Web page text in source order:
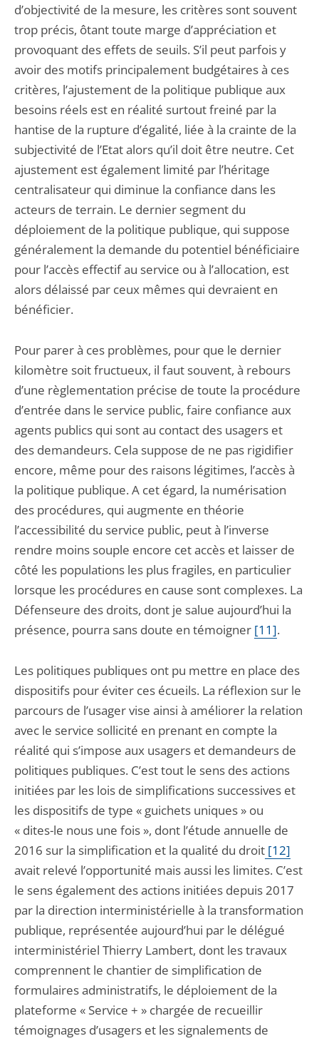
d’objectivité de la mesure, les critères sont souvent
trop précis, ôtant toute marge d’appréciation et
provoquant des effets de seuils. S’il peut parfois y
avoir des motifs principalement budgétaires à ces
critères, l’ajustement de la politique publique aux
besoins réels est en réalité surtout freiné par la
hantise de la rupture d’égalité, liée à la crainte de la
subjectivité de l’Etat alors qu’il doit être neutre. Cet
ajustement est également limité par l’héritage
centralisateur qui diminue la confiance dans les
acteurs de terrain. Le dernier segment du
déploiement de la politique publique, qui suppose
généralement la demande du potentiel bénéficiaire
pour l’accès effectif au service ou à l’allocation, est
alors délaissé par ceux mêmes qui devraient en
bénéficier.
Pour parer à ces problèmes, pour que le dernier
kilomètre soit fructueux, il faut souvent, à rebours
d’une règlementation précise de toute la procédure
d’entrée dans le service public, faire confiance aux
agents publics qui sont au contact des usagers et
des demandeurs. Cela suppose de ne pas rigidifier
encore, même pour des raisons légitimes, l’accès à
la politique publique. A cet égard, la numérisation
des procédures, qui augmente en théorie
l’accessibilité du service public, peut à l’inverse
rendre moins souple encore cet accès et laisser de
côté les populations les plus fragiles, en particulier
lorsque les procédures en cause sont complexes. La
Défenseure des droits, dont je salue aujourd’hui la
présence, pourra sans doute en témoigner [11].
Les politiques publiques ont pu mettre en place des
dispositifs pour éviter ces écueils. La réflexion sur le
parcours de l’usager vise ainsi à améliorer la relation
avec le service sollicité en prenant en compte la
réalité qui s’impose aux usagers et demandeurs de
politiques publiques. C’est tout le sens des actions
initiées par les lois de simplifications successives et
les dispositifs de type « guichets uniques » ou
« dites-le nous une fois », dont l’étude annuelle de
2016 sur la simplification et la qualité du droit [12]
avait relevé l’opportunité mais aussi les limites. C’est
le sens également des actions initiées depuis 2017
par la direction interministérielle à la transformation
publique, représentée aujourd’hui par le délégué
interministériel Thierry Lambert, dont les travaux
comprennent le chantier de simplification de
formulaires administratifs, le déploiement de la
plateforme « Service + » chargée de recueillir
témoignages d’usagers et les signalements de